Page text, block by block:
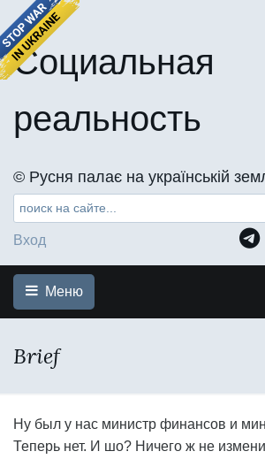
Социальная
реальность
©️ Русня палає на українській
Вход
Меню
Brief
Ну был у нас министр финансов и
Теперь нет. И шо? Ничего ж не